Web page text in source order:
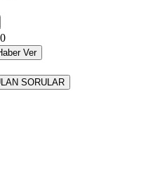
Ver
SORULAR